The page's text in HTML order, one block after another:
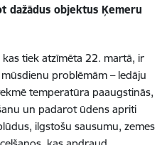
dažādus objektus Ķemeru
tiek atzīmēta 22. martā, ir
problēmām – ledāju
temperatūra paaugstinās,
un padarot ūdens apriti
ilgstošu sausumu, zemes